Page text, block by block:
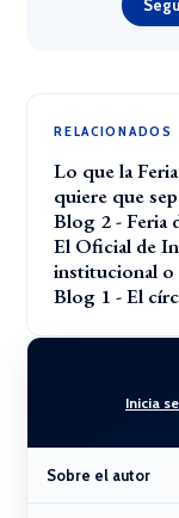
RELACIONADOS
Lo que la
quiere que
Blog 2 - Feria
El Oficial de
institucional o
Blog 1 - El
Inicia
Sobre el autor